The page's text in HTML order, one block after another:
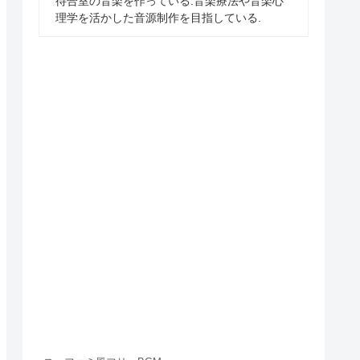
理学を活かした音源制作を目指している.